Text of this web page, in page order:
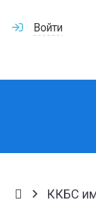
Войти
ККБС